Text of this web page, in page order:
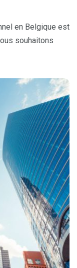
en Belgique est
souhaitons